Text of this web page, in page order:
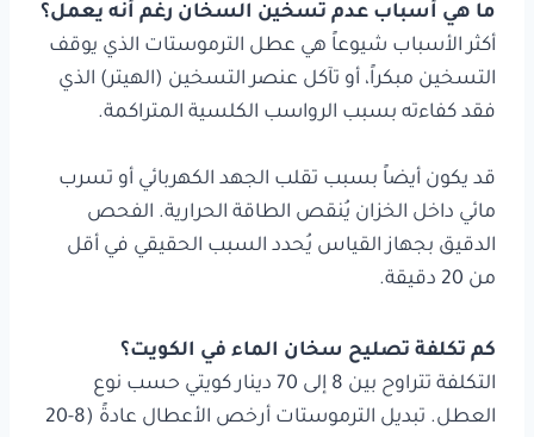
ما هي أسباب عدم تسخين السخان رغم أنه يعمل؟
أكثر الأسباب شيوعاً هي عطل الترموستات الذي يوقف
التسخين مبكراً، أو تآكل عنصر التسخين (الهيتر) الذي
فقد كفاءته بسبب الرواسب الكلسية المتراكمة.
قد يكون أيضاً بسبب تقلب الجهد الكهربائي أو تسرب
مائي داخل الخزان يُنقص الطاقة الحرارية. الفحص
الدقيق بجهاز القياس يُحدد السبب الحقيقي في أقل
من 20 دقيقة.
كم تكلفة تصليح سخان الماء في الكويت؟
التكلفة تتراوح بين 8 إلى 70 دينار كويتي حسب نوع
العطل. تبديل الترموستات أرخص الأعطال عادةً (8-20